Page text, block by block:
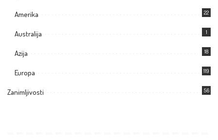
Amerika 22
Australija 1
Azija 18
Europa 119
Zanimljivosti 56